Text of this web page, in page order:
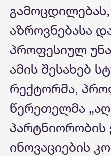
აზროვნებასა
პროფესიულ
ამის შესახებ
რექტორმა,
წერეთელმა
პარტნიორობის
ინოვაციების